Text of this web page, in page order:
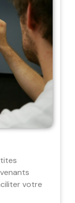
votre